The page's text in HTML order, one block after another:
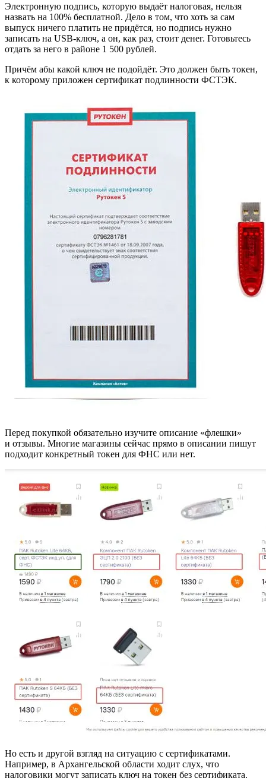
Электронную подпись, которую выдаёт налоговая, нельзя
назвать на 100% бесплатной. Дело в том, что хоть за сам
выпуск ничего платить не придётся, но подпись нужно
записать на USB-ключ, а он, как раз, стоит денег. Готовьтесь
отдать за него в районе 1 500 рублей.
Причём абы какой ключ не подойдёт. Это должен быть токен,
к которому приложен сертификат подлинности ФСТЭК.
Перед покупкой обязательно изучите описание «флешки»
и отзывы. Многие магазины сейчас прямо в описании пишут
подходит конкретный токен для ФНС или нет.
Но есть и другой взгляд на ситуацию с сертификатами.
Например, в Архангельской области ходит слух, что
налоговики могут записать ключ на токен без сертификата.